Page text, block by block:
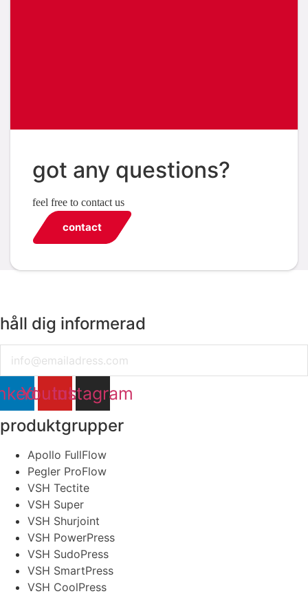
got any questions?
feel free to contact us
contact
håll dig informerad
Youtube
Instagram
produktgrupper
Apollo FullFlow
Pegler ProFlow
VSH Tectite
VSH Super
VSH Shurjoint
VSH PowerPress
VSH SudoPress
VSH SmartPress
VSH CoolPress